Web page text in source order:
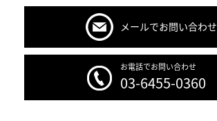
メールでお問い合わせ
お電話でお問い合わせ
03-6455-0360